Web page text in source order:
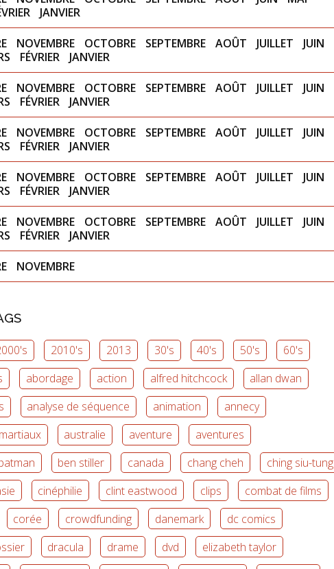
JANVIER
NOVEMBRE OCTOBRE SEPTEMBRE AOÛT JUILLET
JUIN
FÉVRIER JANVIER
NOVEMBRE OCTOBRE SEPTEMBRE AOÛT JUILLET
JUIN
FÉVRIER JANVIER
NOVEMBRE OCTOBRE SEPTEMBRE AOÛT JUILLET
JUIN
FÉVRIER JANVIER
NOVEMBRE OCTOBRE SEPTEMBRE AOÛT JUILLET
JUIN
FÉVRIER JANVIER
NOVEMBRE OCTOBRE SEPTEMBRE AOÛT JUILLET
JUIN
FÉVRIER JANVIER
NOVEMBRE
2010's 2013 30's 40's 50's
60's
abordage action alfred hitchcock
allan dwan
analyse de séquence animation
annecy
australie aventure
aventures
ben stiller canada chang cheh
ching siu-tung
cinéphilie clint eastwood clips
combat de films
corée crowdfunding danemark
dc comics
dracula drame dvd
elizabeth taylor